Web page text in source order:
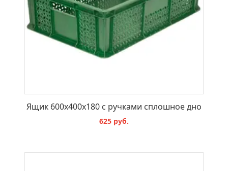
Ящик 600x400x180 с ручками сплошное дно
625 руб.
В КОРЗИНУ